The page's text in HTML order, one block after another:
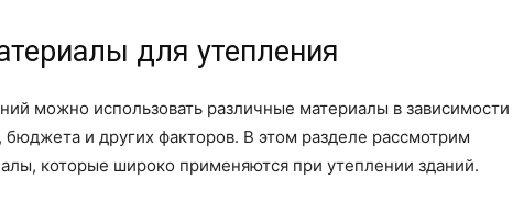
для утепления
можно использовать различные материалы в зависимости
и других факторов. В этом разделе рассмотрим
которые широко применяются при утеплении зданий.